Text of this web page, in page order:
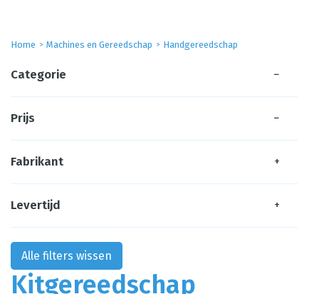
Home Machines en Gereedschap Handgereedschap
Kitgereedschap
Categorie −
Prijs −
Fabrikant +
Levertijd +
Alle filters wissen